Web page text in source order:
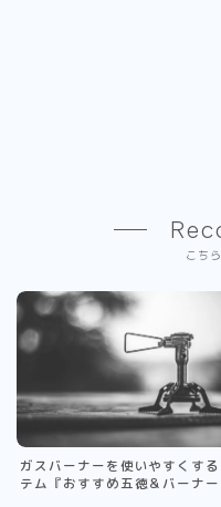
こち
ガスバーナーを使いやすくする
テム『おすすめ五徳＆バーナー